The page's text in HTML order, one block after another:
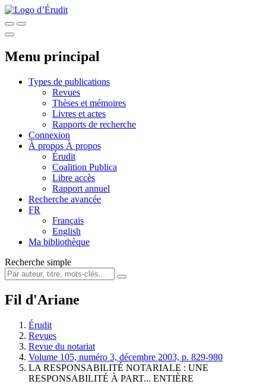
Menu principal
Types de publications
Revues
Thèses et mémoires
Livres et actes
Rapports de recherche
Connexion
À propos À propos
Érudit
Coalition Publica
Libre accès
Rapport annuel
Recherche avancée
FR
Français
English
Ma bibliothèque
Recherche simple
Fil d'Ariane
Érudit
Revues
Revue du notariat
Volume 105, numéro 3, décembre 2003, p. 829-980
LA RESPONSABILITÉ NOTARIALE : UNE
RESPONSABILITÉ À PART... ENTIÈRE